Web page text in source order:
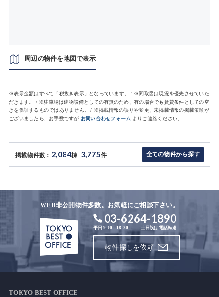
周辺の物件を地図で表示
※表示金額はすべて「税抜き表示」となっています。 / ※間取図は現況を優先させていた
だきます。 / ※駐車場は建物設備としての有無のため、有の場合でも賃貸条件としての空
きを保証するものではありません。 / ※掲載情報の誤りや変更、未掲載情報の掲載依頼が
ございましたら、お手数ですが お問い合わせフォーム よりご連絡ください。
掲載物件数： 2,084棟 3,775件 全ての物件から探す
WEB非公開物件多数。お気軽にご相談下さい。
03-6264-1890
平日 9:00 - 18:30 土日祝は電話転送
物件探しを依頼
TOKYO BEST OFFICE